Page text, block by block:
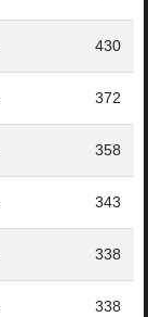
430
372
358
343
338
338